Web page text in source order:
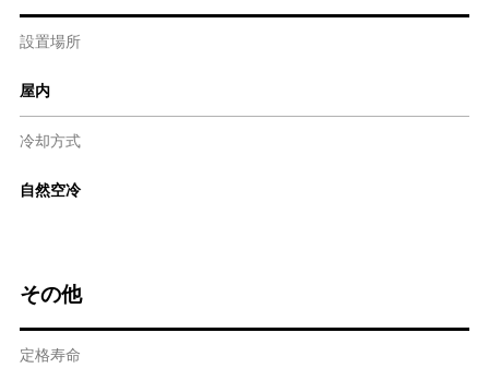
設置場所
屋内
冷却方式
自然空冷
その他
定格寿命